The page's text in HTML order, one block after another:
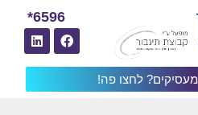
מעסיקים? לחצו פה!
6596*